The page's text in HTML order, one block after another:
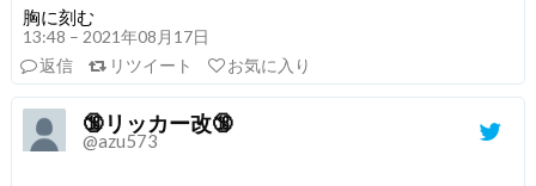
胸に刻む
13:48 – 2021年08月17日
返信
リツイート お気に入り
🔞リッカー改🔞
@azu573